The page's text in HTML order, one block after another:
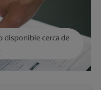
disponible cerca de